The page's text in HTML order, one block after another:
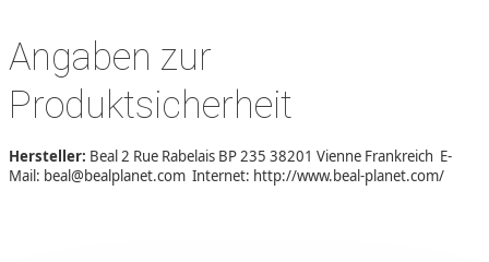
Angaben zur
Produktsicherheit
Hersteller: Beal 2 Rue Rabelais BP 235 38201 Vienne Frankreich E-
Mail: beal@bealplanet.com Internet: http://www.beal-planet.com/